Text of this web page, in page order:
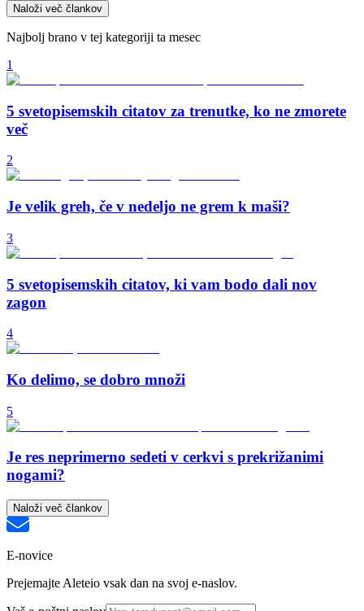
Naloži več člankov
Najbolj brano v tej kategoriji ta mesec
1
5 svetopisemskih citatov za trenutke, ko ne zmorete
več
2
Je velik greh, če v nedeljo ne grem k maši?
3
5 svetopisemskih citatov, ki vam bodo dali nov
zagon
4
Ko delimo, se dobro množi
5
Je res neprimerno sedeti v cerkvi s prekrižanimi
nogami?
Naloži več člankov
E-novice
Prejemajte Aleteio vsak dan na svoj e-naslov.